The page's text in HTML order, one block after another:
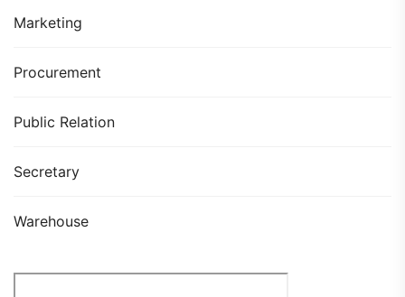
Marketing
Procurement
Public Relation
Secretary
Warehouse